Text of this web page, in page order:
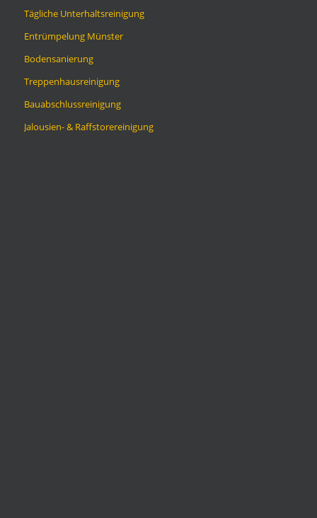
Tägliche Unterhaltsreinigung
Entrümpelung Münster
Bodensanierung
Treppenhausreinigung
Bauabschlussreinigung
Jalousien- & Raffstorereinigung